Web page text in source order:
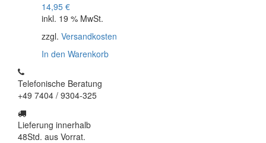
14,95 €
inkl. 19 % MwSt.
zzgl. Versandkosten
In den Warenkorb
Telefonische Beratung
+49 7404 / 9304-325
Lieferung innerhalb
48Std. aus Vorrat.